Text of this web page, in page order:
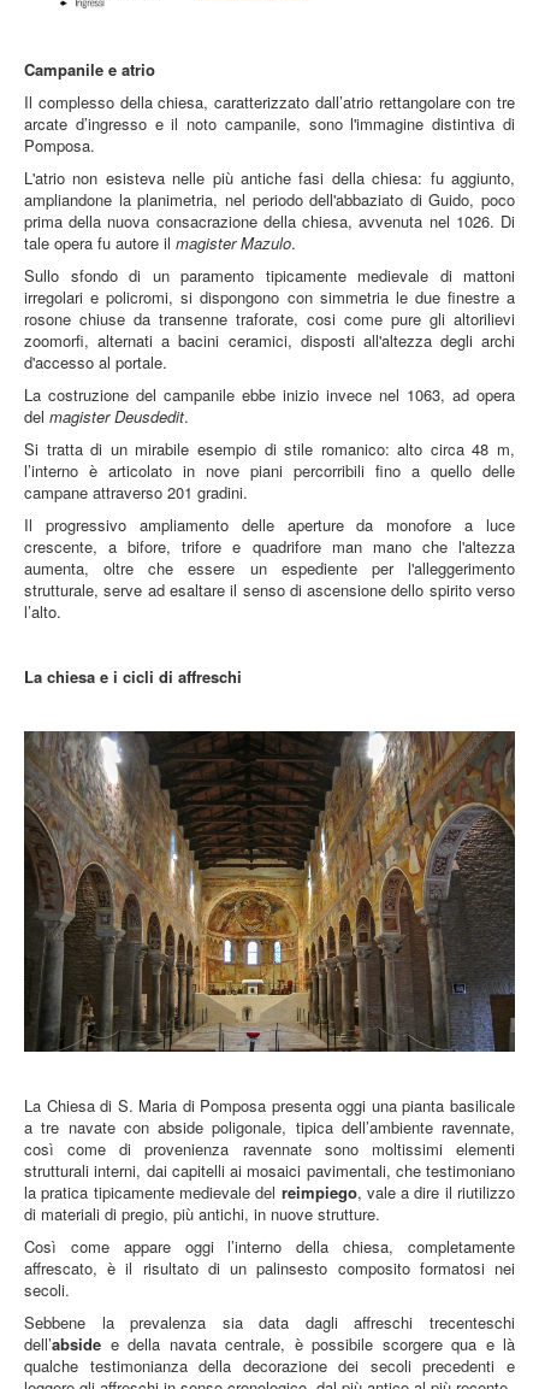
Campanile e atrio
Il complesso della chiesa, caratterizzato dall’atrio rettangolare con tre
arcate d’ingresso e il noto campanile, sono l'immagine distintiva di
Pomposa.
L'atrio non esisteva nelle più antiche fasi della chiesa: fu aggiunto,
ampliandone la planimetria, nel periodo dell'abbaziato di Guido, poco
prima della nuova consacrazione della chiesa, avvenuta nel 1026. Di
tale opera fu autore il magister Mazulo.
Sullo sfondo di un paramento tipicamente medievale di mattoni
irregolari e policromi, si dispongono con simmetria le due finestre a
rosone chiuse da transenne traforate, cosi come pure gli altorilievi
zoomorfi, alternati a bacini ceramici, disposti all'altezza degli archi
d'accesso al portale.
La costruzione del campanile ebbe inizio invece nel 1063, ad opera
del magister Deusdedit.
Si tratta di un mirabile esempio di stile romanico: alto circa 48 m,
l’interno è articolato in nove piani percorribili fino a quello delle
campane attraverso 201 gradini.
Il progressivo ampliamento delle aperture da monofore a luce
crescente, a bifore, trifore e quadrifore man mano che l'altezza
aumenta, oltre che essere un espediente per l'alleggerimento
strutturale, serve ad esaltare il senso di ascensione dello spirito verso
l’alto.
La chiesa e i cicli di affreschi
La Chiesa di S. Maria di Pomposa presenta oggi una pianta basilicale
a tre navate con abside poligonale, tipica dell’ambiente ravennate,
così come di provenienza ravennate sono moltissimi elementi
strutturali interni, dai capitelli ai mosaici pavimentali, che testimoniano
la pratica tipicamente medievale del reimpiego, vale a dire il riutilizzo
di materiali di pregio, più antichi, in nuove strutture.
Così come appare oggi l’interno della chiesa, completamente
affrescato, è il risultato di un palinsesto composito formatosi nei
secoli.
Sebbene la prevalenza sia data dagli affreschi trecenteschi
dell’abside e della navata centrale, è possibile scorgere qua e là
qualche testimonianza della decorazione dei secoli precedenti e